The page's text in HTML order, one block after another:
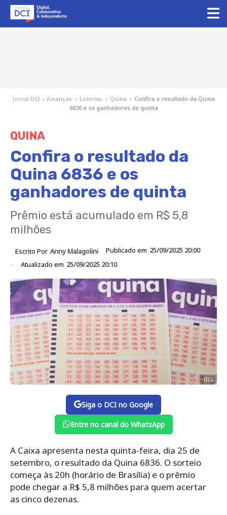
Jornal DCI › Finanças › Loterias › Quina › Confira o resultado da Quina
6836 e os ganhadores de quinta
QUINA
Confira o resultado da
Quina 6836 e os
ganhadores de quinta
Prêmio está acumulado em R$ 5,8
milhões
Escrito Por Anny Malagolini Publicado em 25/09/2025 20:00
Atualizado em 25/09/2025 20:10
DCI
Siga o DCI no Google
Entre no canal do WhatsApp
A Caixa apresenta nesta quinta-feira, dia 25 de
setembro, o resultado da Quina 6836. O sorteio
começa às 20h (horário de Brasília) e o prêmio
pode chegar a R$ 5,8 milhões para quem acertar
as cinco dezenas.